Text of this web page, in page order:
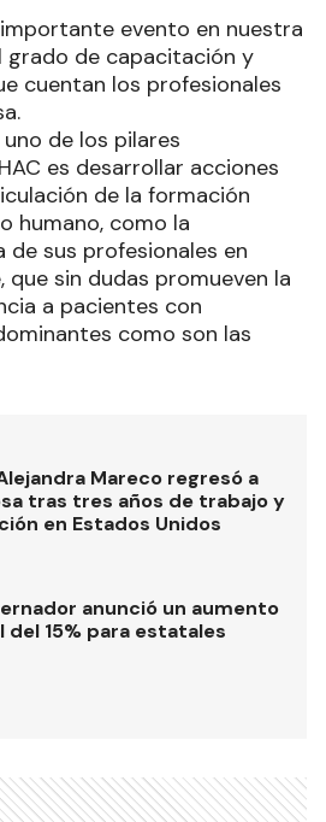
evento en nuestra
grado de capacitación y
cuentan los profesionales
de los pilares
es desarrollar acciones
de la formación
humano, como la
sus profesionales en
sin dudas promueven la
a pacientes con
como son las
Mareco regresó a
tras tres años de trabajo y
en Estados Unidos
anunció un aumento
del 15% para estatales